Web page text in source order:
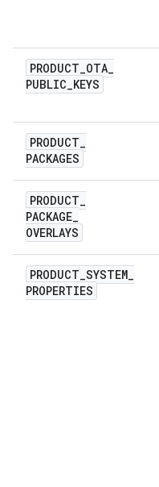
PRODUCT_OTA_
PUBLIC_KEYS
PRODUCT_
PACKAGES
PRODUCT_
PACKAGE_
OVERLAYS
PRODUCT_SYSTEM_
PROPERTIES